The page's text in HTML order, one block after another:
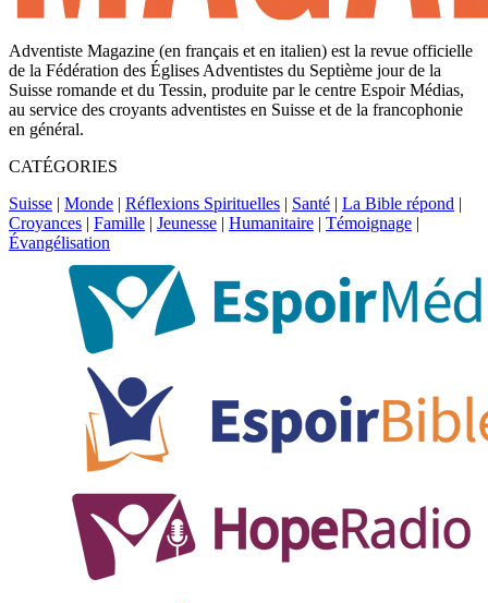
Adventiste Magazine (en français et en italien) est la revue officielle
de la Fédération des Églises Adventistes du Septième jour de la
Suisse romande et du Tessin, produite par le centre Espoir Médias,
au service des croyants adventistes en Suisse et de la francophonie
en général.
CATÉGORIES
Suisse | Monde | Réflexions Spirituelles | Santé | La Bible répond |
Croyances | Famille | Jeunesse | Humanitaire | Témoignage |
Évangélisation